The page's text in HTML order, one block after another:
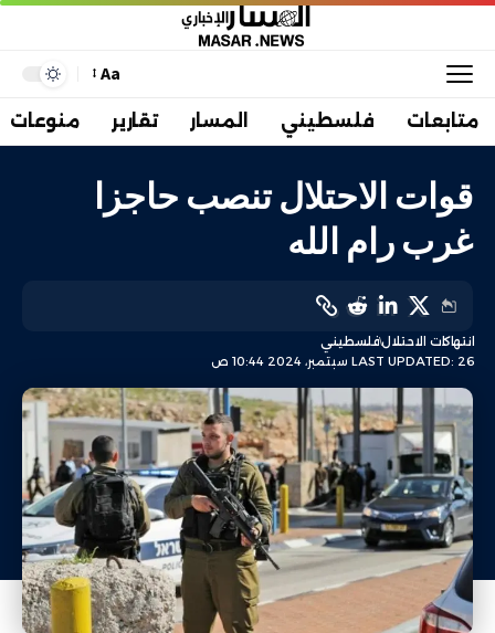
Aa
متابعات فلسطيني المسار تقارير منوعات
قوات الاحتلال تنصب حاجزا
غرب رام الله
LAST UPDATED: 26 سبتمبر، 2024 10:44 ص
انتهاكات الاحتلالفلسطيني